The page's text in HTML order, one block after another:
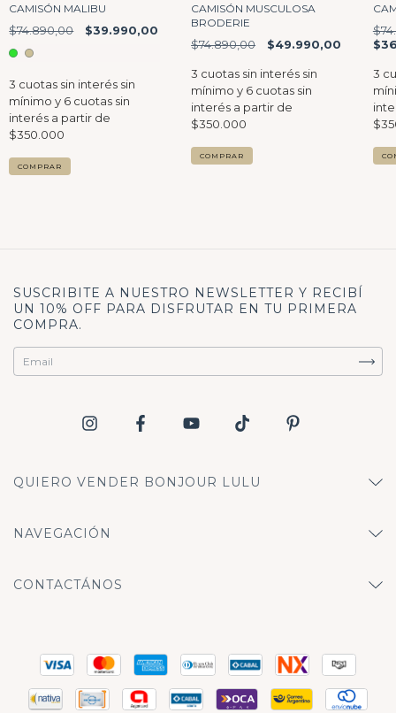
CAMISÓN MALIBU
$74.890,00 $39.990,00
COMPRAR
CAMISÓN MUSCULOSA
BRODERIE
$74.890,00 $49.990,00
COMPRAR
SUSCRIBITE A NUESTRO NEWSLETTER Y RECIBÍ
UN 10% OFF PARA DISFRUTAR EN TU PRIMERA
COMPRA.
QUIERO VENDER BONJOUR LULU
NAVEGACIÓN
CONTACTÁNOS